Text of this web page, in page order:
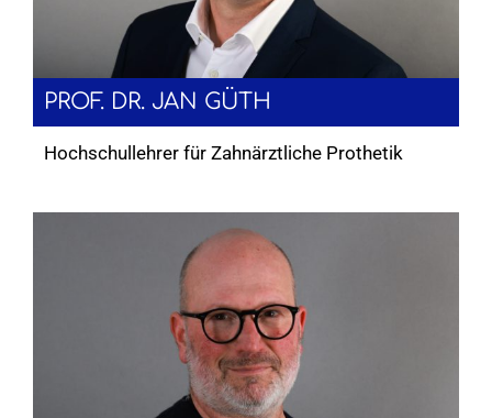
PROF. DR. JAN GÜTH
Hochschullehrer für Zahnärztliche Prothetik